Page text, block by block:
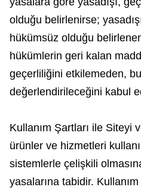
olduğu belirlenirse;
hükümsüz olduğu
hükümlerin geri kalan
geçerliliğini etkilemeden,
değerlendirileceğini kabul
Kullanım Şartları ile Siteyi
ürünler ve hizmetleri
sistemlerle çelişkili
yasalarına tabidir.